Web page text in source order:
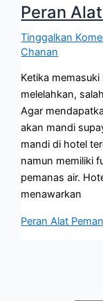
Peran
Tinggalkan
Chanan
Ketika
melelahkan,
Agar
akan mandi
mandi di hotel
namun memiliki
pemanas air.
menawarkan
Peran Alat